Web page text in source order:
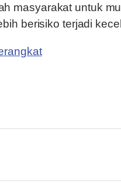
masyarakat untuk
berisiko terjadi